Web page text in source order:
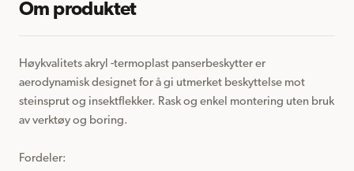
Om produktet
Høykvalitets akryl -termoplast panserbeskytter er
aerodynamisk designet for å gi utmerket beskyttelse mot
steinsprut og insektflekker. Rask og enkel montering uten bruk
av verktøy og boring.
Fordeler: